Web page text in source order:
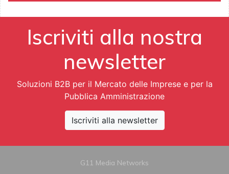
Iscriviti alla nostra
newsletter
Soluzioni B2B per il Mercato delle Imprese e per la
Pubblica Amministrazione
Iscriviti alla newsletter
G11 Media Networks